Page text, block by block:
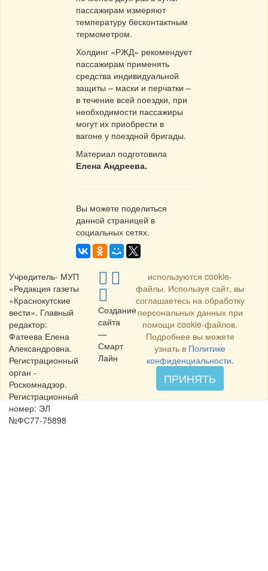
пассажирам измеряют
температуру бесконтактным
термометром.
Холдинг «РЖД» рекомендует
пассажирам применять
средства индивидуальной
защиты – маски и перчатки –
в течение всей поездки, при
необходимости пассажиры
могут их приобрести в
вагоне у поездной бригады.
Материал подготовила
Елена Андреева.
Вы можете поделиться
данной страницей в
социальных сетях.
Учредитель- МУП
«Редакция газеты
«Краснокутские
вести». Главный
редактор:
Фатеева Елена
Александровна.
Регистрационный
орган -
Роскомнадзор.
Регистрационный
номер: ЭЛ
№ФС77-75898
Создание
сайта
—
Смарт
Лайн
используются cookie-
файлы. Используя сайт, вы
соглашаетесь на обработку
персональных данных при
помощи cookie-файлов.
Подробнее вы можете
узнать в Политике
конфиденциальности.
ПРИНЯТЬ